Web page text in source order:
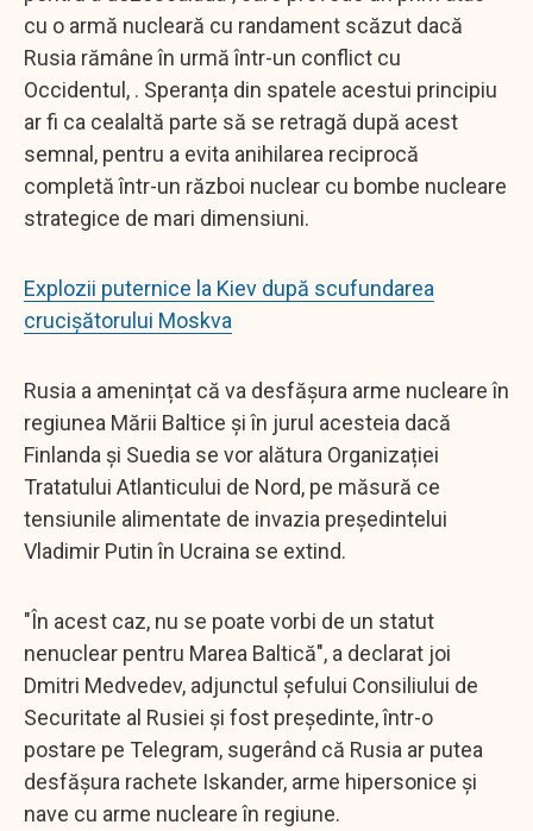
cu o armă nucleară cu randament scăzut dacă
Rusia rămâne în urmă într-un conflict cu
Occidentul, . Speranța din spatele acestui principiu
ar fi ca cealaltă parte să se retragă după acest
semnal, pentru a evita anihilarea reciprocă
completă într-un război nuclear cu bombe nucleare
strategice de mari dimensiuni.
Explozii puternice la Kiev după scufundarea
crucișătorului Moskva
Rusia a amenințat că va desfășura arme nucleare în
regiunea Mării Baltice și în jurul acesteia dacă
Finlanda și Suedia se vor alătura Organizației
Tratatului Atlanticului de Nord, pe măsură ce
tensiunile alimentate de invazia președintelui
Vladimir Putin în Ucraina se extind.
"În acest caz, nu se poate vorbi de un statut
nenuclear pentru Marea Baltică", a declarat joi
Dmitri Medvedev, adjunctul șefului Consiliului de
Securitate al Rusiei și fost președinte, într-o
postare pe Telegram, sugerând că Rusia ar putea
desfășura rachete Iskander, arme hipersonice și
nave cu arme nucleare în regiune.